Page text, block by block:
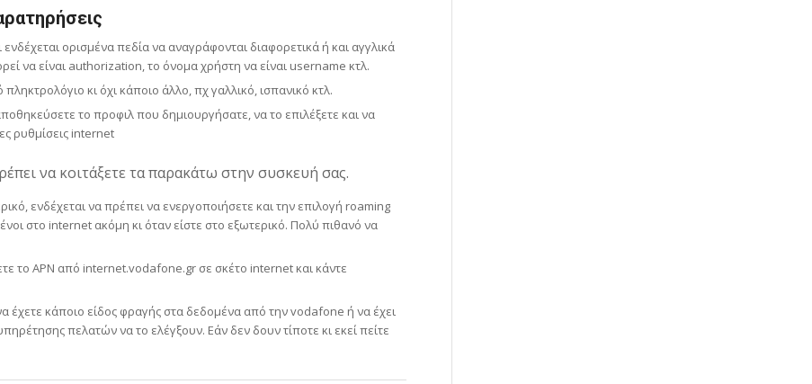
ορισμένα πεδία να αναγράφονται διαφορετικά ή και αγγλικά
να είναι authorization, το όνομα χρήστη να είναι username κτλ.
κι όχι κάποιο άλλο, πχ γαλλικό, ισπανικό κτλ.
το προφιλ που δημιουργήσατε, να το επιλέξετε και να
ρυθμίσεις internet
να κοιτάξετε τα παρακάτω στην συσκευή σας.
ενδέχεται να πρέπει να ενεργοποιήσετε και την επιλογή roaming
στο internet ακόμη κι όταν είστε στο εξωτερικό. Πολύ πιθανό να
το APN από internet.vodafone.gr σε σκέτο internet και κάντε
έχετε κάποιο είδος φραγής στα δεδομένα από την vodafone ή να έχει
πελατών να το ελέγξουν. Εάν δεν δουν τίποτε κι εκεί πείτε